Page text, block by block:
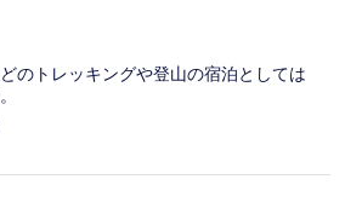
のトレッキングや登山の宿泊としては